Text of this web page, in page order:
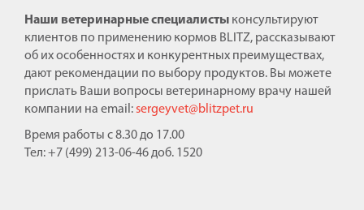
Наши ветеринарные специалисты консультируют
клиентов по применению кормов BLITZ, рассказывают
об их особенностях и конкурентных преимуществах,
дают рекомендации по выбору продуктов. Вы можете
прислать Ваши вопросы ветеринарному врачу нашей
компании на email:sergeyvet@blitzpet.ru
Время работы с 8.30 до 17.00
Тел: +7 (499) 213-06-46 доб. 1520